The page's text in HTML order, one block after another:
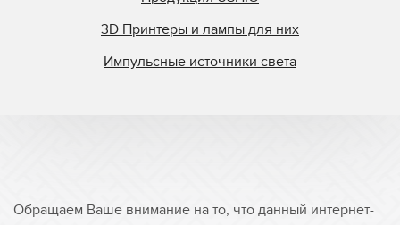
3D Принтеры и лампы для них
Импульсные источники света
Обращаем Ваше внимание на то, что данный интернет-